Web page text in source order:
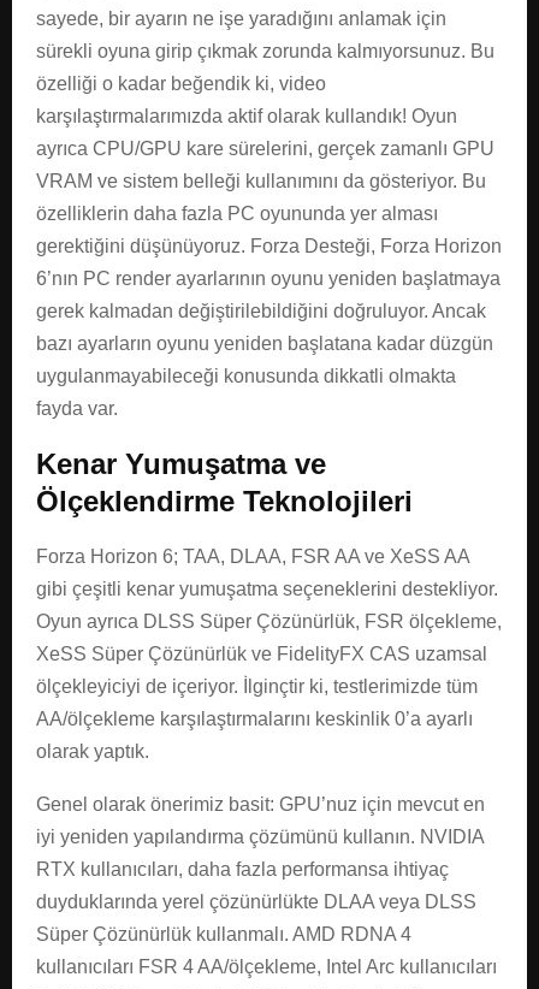
sayede, bir ayarın ne işe yaradığını anlamak için
sürekli oyuna girip çıkmak zorunda kalmıyorsunuz. Bu
özelliği o kadar beğendik ki, video
karşılaştırmalarımızda aktif olarak kullandık! Oyun
ayrıca CPU/GPU kare sürelerini, gerçek zamanlı GPU
VRAM ve sistem belleği kullanımını da gösteriyor. Bu
özelliklerin daha fazla PC oyununda yer alması
gerektiğini düşünüyoruz. Forza Desteği, Forza Horizon
6’nın PC render ayarlarının oyunu yeniden başlatmaya
gerek kalmadan değiştirilebildiğini doğruluyor. Ancak
bazı ayarların oyunu yeniden başlatana kadar düzgün
uygulanmayabileceği konusunda dikkatli olmakta
fayda var.
Kenar Yumuşatma ve
Ölçeklendirme Teknolojileri
Forza Horizon 6; TAA, DLAA, FSR AA ve XeSS AA
gibi çeşitli kenar yumuşatma seçeneklerini destekliyor.
Oyun ayrıca DLSS Süper Çözünürlük, FSR ölçekleme,
XeSS Süper Çözünürlük ve FidelityFX CAS uzamsal
ölçekleyiciyi de içeriyor. İlginçtir ki, testlerimizde tüm
AA/ölçekleme karşılaştırmalarını keskinlik 0’a ayarlı
olarak yaptık.
Genel olarak önerimiz basit: GPU’nuz için mevcut en
iyi yeniden yapılandırma çözümünü kullanın. NVIDIA
RTX kullanıcıları, daha fazla performansa ihtiyaç
duyduklarında yerel çözünürlükte DLAA veya DLSS
Süper Çözünürlük kullanmalı. AMD RDNA 4
kullanıcıları FSR 4 AA/ölçekleme, Intel Arc kullanıcıları